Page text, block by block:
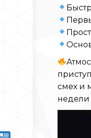
смех и
недели